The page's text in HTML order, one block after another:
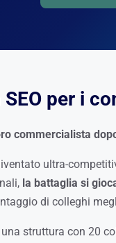
per i
commercialista
ultra-
la battaglia si
di colleghi
struttura con 20